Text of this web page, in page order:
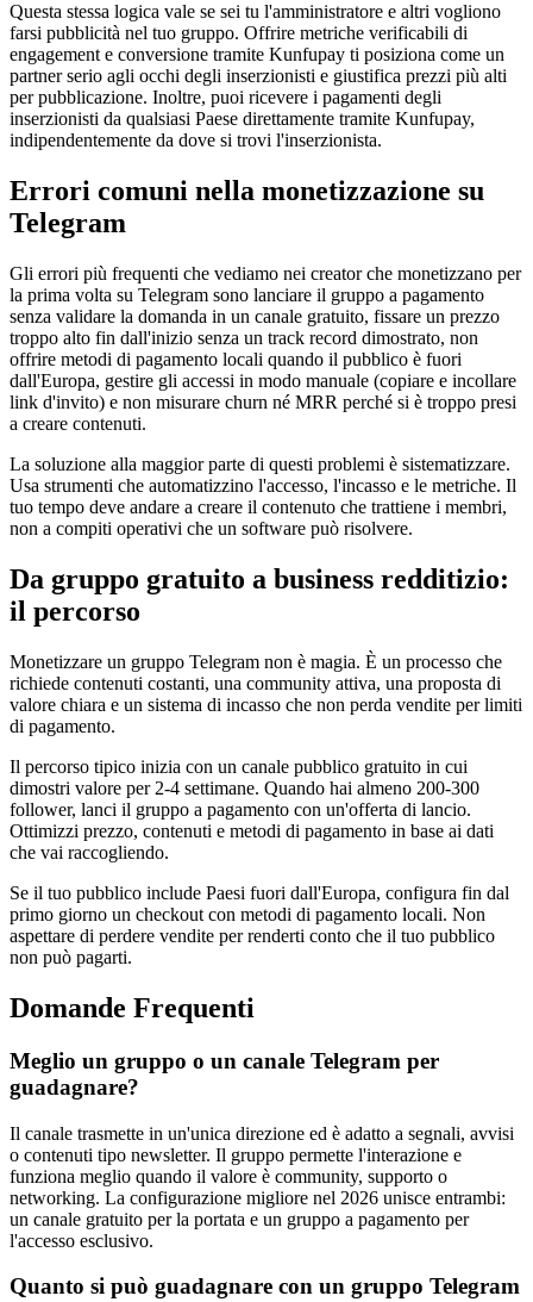
Questa stessa logica vale se sei tu l'amministratore e altri vogliono
farsi pubblicità nel tuo gruppo. Offrire metriche verificabili di
engagement e conversione tramite Kunfupay ti posiziona come un
partner serio agli occhi degli inserzionisti e giustifica prezzi più alti
per pubblicazione. Inoltre, puoi ricevere i pagamenti degli
inserzionisti da qualsiasi Paese direttamente tramite Kunfupay,
indipendentemente da dove si trovi l'inserzionista.
Errori comuni nella monetizzazione su
Telegram
Gli errori più frequenti che vediamo nei creator che monetizzano per
la prima volta su Telegram sono lanciare il gruppo a pagamento
senza validare la domanda in un canale gratuito, fissare un prezzo
troppo alto fin dall'inizio senza un track record dimostrato, non
offrire metodi di pagamento locali quando il pubblico è fuori
dall'Europa, gestire gli accessi in modo manuale (copiare e incollare
link d'invito) e non misurare churn né MRR perché si è troppo presi
a creare contenuti.
La soluzione alla maggior parte di questi problemi è sistematizzare.
Usa strumenti che automatizzino l'accesso, l'incasso e le metriche. Il
tuo tempo deve andare a creare il contenuto che trattiene i membri,
non a compiti operativi che un software può risolvere.
Da gruppo gratuito a business redditizio:
il percorso
Monetizzare un gruppo Telegram non è magia. È un processo che
richiede contenuti costanti, una community attiva, una proposta di
valore chiara e un sistema di incasso che non perda vendite per limiti
di pagamento.
Il percorso tipico inizia con un canale pubblico gratuito in cui
dimostri valore per 2-4 settimane. Quando hai almeno 200-300
follower, lanci il gruppo a pagamento con un'offerta di lancio.
Ottimizzi prezzo, contenuti e metodi di pagamento in base ai dati
che vai raccogliendo.
Se il tuo pubblico include Paesi fuori dall'Europa, configura fin dal
primo giorno un checkout con metodi di pagamento locali. Non
aspettare di perdere vendite per renderti conto che il tuo pubblico
non può pagarti.
Domande Frequenti
Meglio un gruppo o un canale Telegram per
guadagnare?
Il canale trasmette in un'unica direzione ed è adatto a segnali, avvisi
o contenuti tipo newsletter. Il gruppo permette l'interazione e
funziona meglio quando il valore è community, supporto o
networking. La configurazione migliore nel 2026 unisce entrambi:
un canale gratuito per la portata e un gruppo a pagamento per
l'accesso esclusivo.
Quanto si può guadagnare con un gruppo Telegram